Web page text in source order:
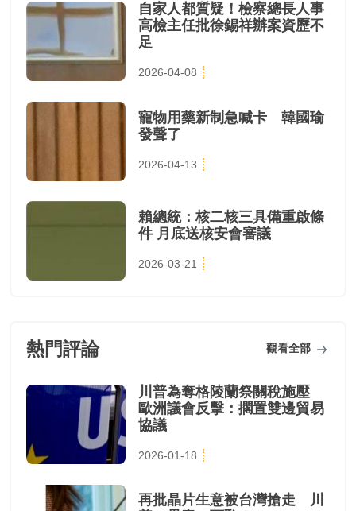
自家人都質疑！檢察總長人事
高檢主任批徐錫祥辦案資歷不
足
2026-04-08
寵物用藥新制急喊卡 韓國瑜
發聲了
2026-04-13
賴總統：核二核三具備重啟條
件 月底送核安會審議
2026-03-21
熱門評論 觀看全部
川普為奪格陵蘭祭關稅施壓
歐洲議會反擊：擱置雙邊貿易
協議
2026-01-18
再批晶片生意被台灣搶走 川